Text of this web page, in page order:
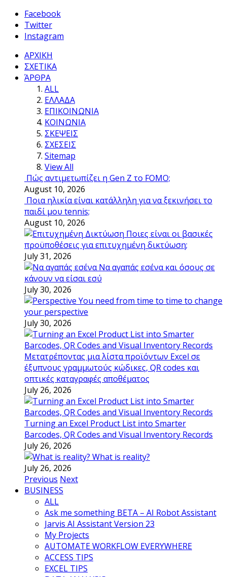
Facebook
Twitter
Instagram
ΑΡΧΙΚΗ
ΣΧΕΤΙΚΑ
ΆΡΘΡΑ
ALL
ΕΛΛΑΔΑ
ΕΠΙΚΟΙΝΩΝΙΑ
ΚΟΙΝΩΝΙΑ
ΣΚΕΨΕΙΣ
ΣΧΕΣΕΙΣ
Sitemap
View All
Πώς αντιμετωπίζει η Gen Z το FOMO;
August 10, 2026
Ποια ηλικία είναι κατάλληλη για να ξεκινήσει το
παιδί μου tennis;
August 10, 2026
Ποιες είναι οι βασικές
προϋποθέσεις για επιτυχημένη δικτύωση;
July 31, 2026
Να αγαπάς εσένα και όσους σε
κάνουν να είσαι εσύ
July 30, 2026
You need from time to time to change
your perspective
July 30, 2026
Μετατρέποντας μια λίστα προϊόντων Excel σε
έξυπνους γραμμωτούς κώδικες, QR codes και
οπτικές καταγραφές αποθέματος
July 26, 2026
Turning an Excel Product List into Smarter
Barcodes, QR Codes and Visual Inventory Records
July 26, 2026
What is reality?
July 26, 2026
Previous Next
BUSINESS
ALL
Ask me something BETA – AI Robot Assistant
Jarvis AI Assistant Version 23
My Projects
AUTOMATE WORKFLOW EVERYWHERE
ACCESS TIPS
EXCEL TIPS